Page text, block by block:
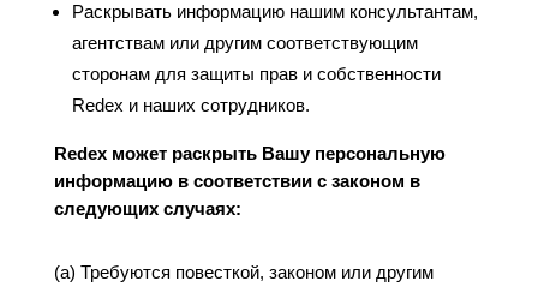
Раскрывать информацию нашим консультантам,
агентствам или другим соответствующим
сторонам для защиты прав и собственности
Redex и наших сотрудников.
Redex может раскрыть Вашу персональную
информацию в соответствии с законом в
следующих случаях:
(a) Требуются повесткой, законом или другим